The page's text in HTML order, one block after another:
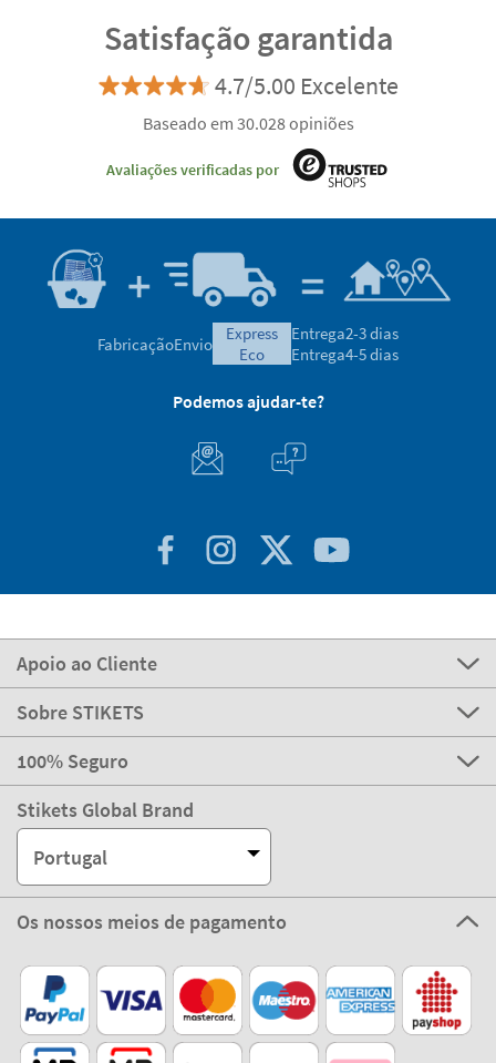
Satisfação garantida
4.7/5.00 Excelente
Baseado em 30.028 opiniões
Avaliações verificadas por
FabricaçãoEnvio
express
eco
Entrega2-3 dias
Entrega4-5 dias
Podemos ajudar-te?
Apoio ao Cliente
Sobre STIKETS
100% Seguro
Stikets Global Brand
Portugal
Os nossos meios de pagamento